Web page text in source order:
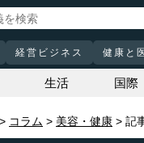
経営ビジネス 健康と
生活 国際
コラム 美容・健康 記